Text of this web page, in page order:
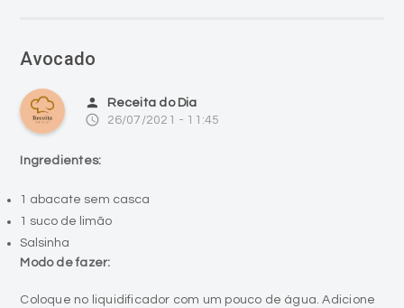
Avocado
person Receita do Dia
access_time 26/07/2021 - 11:45
Ingredientes:
1 abacate sem casca
1 suco de limão
Salsinha
Modo de fazer:
Coloque no liquidificador com um pouco de água. Adicione